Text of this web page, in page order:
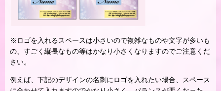
※ロゴを入れるスペースは小さいので複雑なものや文字が多いも
の、すごく縦長なもの等はかなり小さくなりますのでご注意くだ
さい。
例えば、下記のデザインの名刺にロゴを入れたい場合、スペース